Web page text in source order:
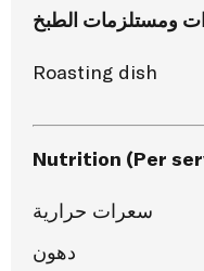
ومستلزمات الطبخ
Roasting dish
Nutrition (Per
سعرات حرارية
دهون